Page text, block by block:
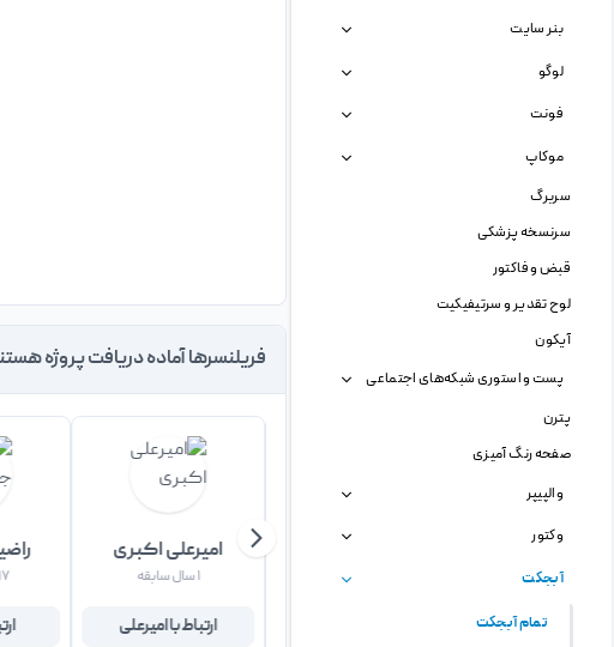
بنر سایت
لوگو
فونت
موکاپ
سربرگ
سرنسخه پزشکی
قبض و فاکتور
لوح تقدیر و سرتیفیکیت
آیکون
پست و استوری شبکه‌های اجتماعی
پترن
صفحه رنگ آمیزی
والپیپر
وکتور
آبجکت
تمام آبجکت
فریلنسرها آماده دریافت پروژه
امیرعلی اکبری
۱ سال سابقه
ارتباط با امیرعلی
۱۷ سال سابقه